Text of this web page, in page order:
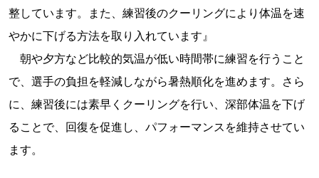
整しています。また、練習後のクーリングにより体温を速
やかに下げる方法を取り入れています』
朝や夕方など比較的気温が低い時間帯に練習を行うこと
で、選手の負担を軽減しながら暑熱順化を進めます。さら
に、練習後には素早くクーリングを行い、深部体温を下げ
ることで、回復を促進し、パフォーマンスを維持させてい
ます。